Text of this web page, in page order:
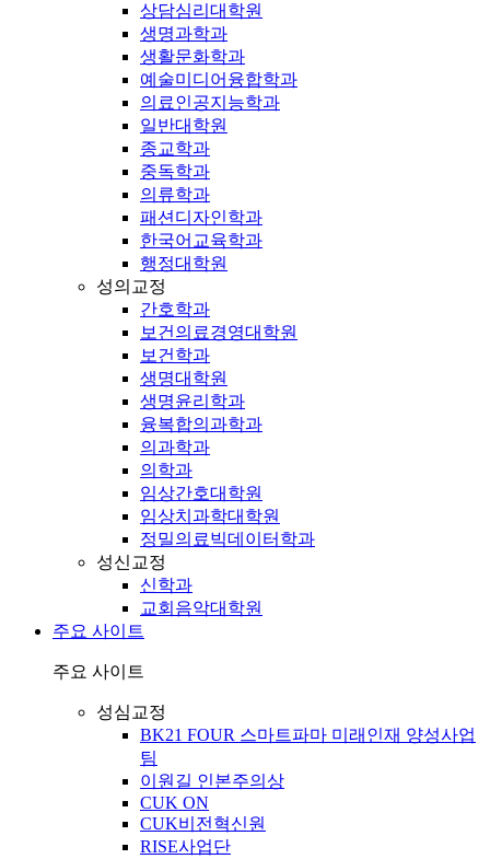
상담심리대학원
생명과학과
생활문화학과
예술미디어융합학과
의료인공지능학과
일반대학원
종교학과
중독학과
의류학과
패션디자인학과
한국어교육학과
행정대학원
성의교정
간호학과
보건의료경영대학원
보건학과
생명대학원
생명윤리학과
융복합의과학과
의과학과
의학과
임상간호대학원
임상치과학대학원
정밀의료빅데이터학과
성신교정
신학과
교회음악대학원
주요 사이트
주요 사이트
성심교정
BK21 FOUR 스마트파마 미래인재 양성사업
팀
이원길 인본주의상
CUK ON
CUK비전혁신원
RISE사업단